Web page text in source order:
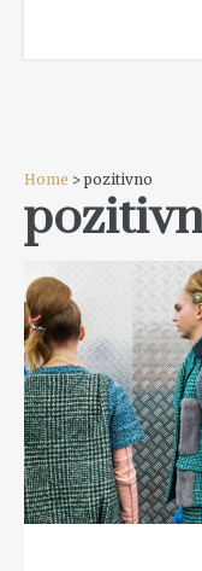
Home > pozitivno